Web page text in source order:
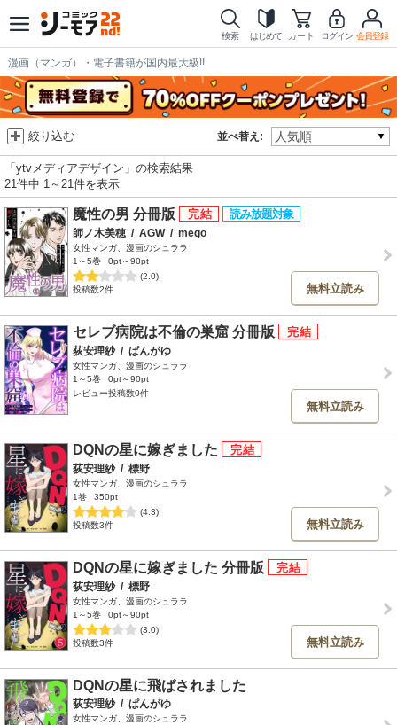
検索 はじめて カート ログイン 会員登録
漫画（マンガ）・電子書籍が国内最大級!!
並べ替え:
絞り込む
「ytvメディアデザイン」の検索結果
21件中 1～21件を表示
魔性の男 分冊版
師ノ木美穂 / AGW / mego
女性マンガ、漫画のシュララ
1～5巻
0pt～90pt
(2.0)
投稿数2件
無料立読み
セレブ病院は不倫の巣窟 分冊版
荻安理紗 / ぱんがゆ
女性マンガ、漫画のシュララ
1～5巻
0pt～90pt
レビュー投稿数0件
無料立読み
DQNの星に嫁ぎました
荻安理紗 / 標野
女性マンガ、漫画のシュララ
1巻
350pt
(4.3)
投稿数3件
無料立読み
DQNの星に嫁ぎました 分冊版
荻安理紗 / 標野
女性マンガ、漫画のシュララ
1～5巻
0pt～90pt
(3.0)
投稿数3件
無料立読み
DQNの星に飛ばされました
荻安理紗 / ぱんがゆ
女性マンガ、漫画のシュララ